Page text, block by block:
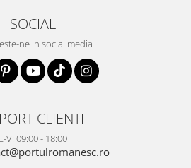
SOCIAL
ne in social media
CLIENTI
L-V: 09:00 - 18:00